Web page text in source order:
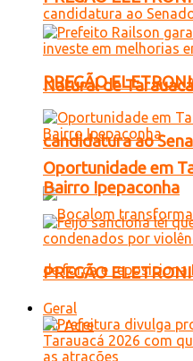
Natural de
candidatura ao
PREGÃO
Oportunidade em
Bairro Ipepaconha
PREGÃO
Geral